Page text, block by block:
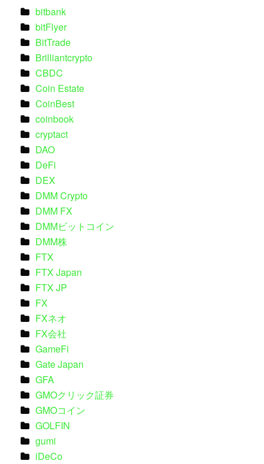
bitbank
bitFlyer
BitTrade
Brilliantcrypto
CBDC
Coin Estate
CoinBest
coinbook
cryptact
DAO
DeFi
DEX
DMM Crypto
DMM FX
DMMビットコイン
DMM株
FTX
FTX Japan
FTX JP
FX
FXネオ
FX会社
GameFi
Gate Japan
GFA
GMOクリック証券
GMOコイン
GOLFIN
gumi
iDeCo